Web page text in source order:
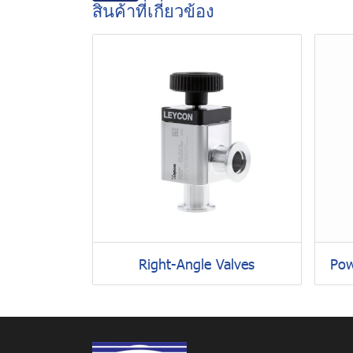
สินค้าที่เกี่ยวข้อง
Right-Angle Valves